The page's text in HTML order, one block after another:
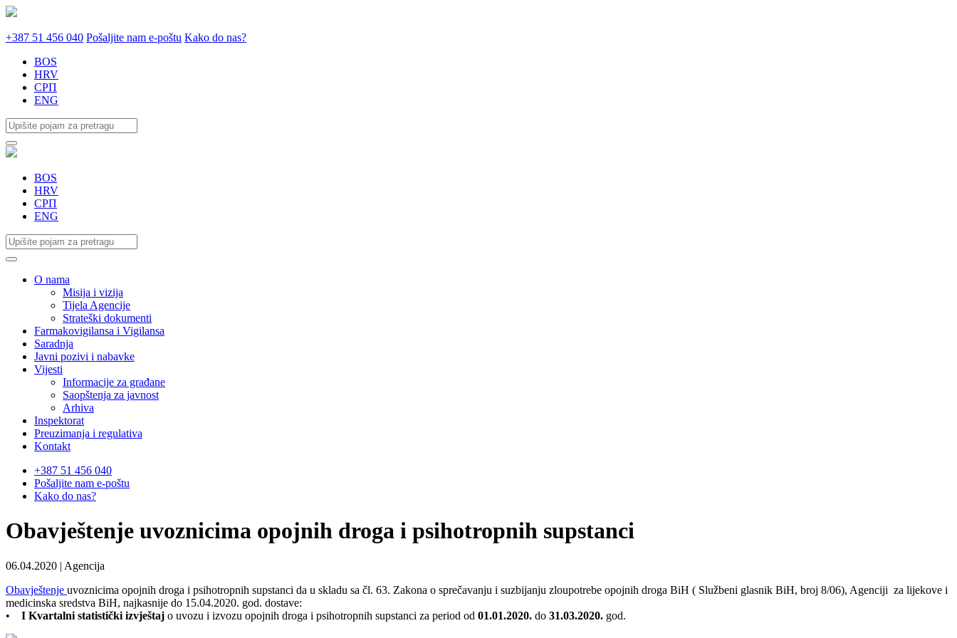
+387 51 456 040 Pošaljite nam e-poštu Kako do nas?
BOS
HRV
СРП
ENG
BOS
HRV
СРП
ENG
O nama
Misija i vizija
Tijela Agencije
Strateški dokumenti
Farmakovigilansa i Vigilansa
Saradnja
Javni pozivi i nabavke
Vijesti
Informacije za građane
Saopštenja za javnost
Arhiva
Inspektorat
Preuzimanja i regulativa
Kontakt
+387 51 456 040
Pošaljite nam e-poštu
Kako do nas?
Obavještenje uvoznicima opojnih droga i psihotropnih supstanci
06.04.2020 | Agencija
Obavještenje uvoznicima opojnih droga i psihotropnih supstanci da u skladu sa čl. 63. Zakona o sprečavanju i suzbijanju zloupotrebe opojnih droga BiH ( Službeni glasnik BiH, broj 8/06), Agenciji za lijekove i
medicinska sredstva BiH, najkasnije do 15.04.2020. god. dostave:
•
I Kvartalni statistički izvještaj o uvozu i izvozu opojnih droga i psihotropnih supstanci za period od 01.01.2020. do 31.03.2020. god.